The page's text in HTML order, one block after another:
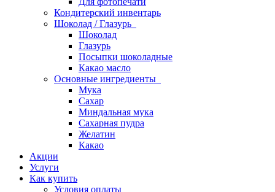
Кондитерский инвентарь
Шоколад / Глазурь
Шоколад
Глазурь
Посыпки шоколадные
Какао масло
Основные ингредиенты
Мука
Сахар
Миндальная мука
Сахарная пудра
Желатин
Какао
Акции
Услуги
Как купить
Условия оплаты